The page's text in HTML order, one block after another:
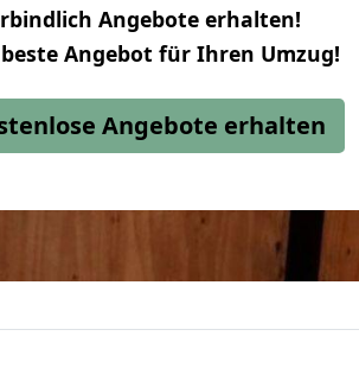
Angebote erhalten!
beste Angebot für Ihren Umzug!
Angebote erhalten